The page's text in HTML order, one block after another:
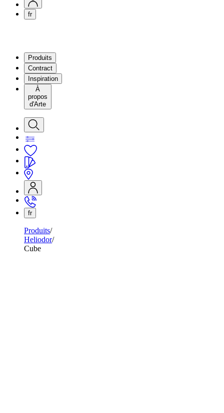
fr
Produits
Contract
Inspiration
À
propos
d'Arte
fr
Produits
Heliodor
Cube